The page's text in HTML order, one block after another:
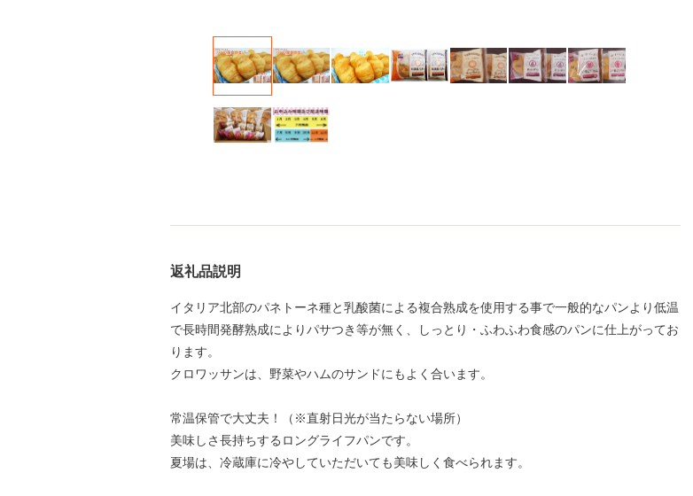
返礼品説明
イタリア北部のパネトーネ種と乳酸菌による複合熟成を使用する事で一般的なパンより低温
で長時間発酵熟成によりパサつき等が無く、しっとり・ふわふわ食感のパンに仕上がってお
ります。
クロワッサンは、野菜やハムのサンドにもよく合います。
常温保管で大丈夫！（※直射日光が当たらない場所）
美味しさ長持ちするロングライフパンです。
夏場は、冷蔵庫に冷やしていただいても美味しく食べられます。